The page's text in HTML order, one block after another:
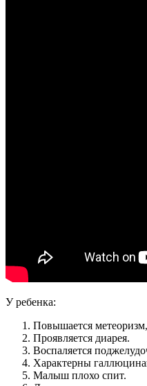
У ребенка:
Повышается
Проявляется диарея.
Воспаляется
Характерны
Малыш плохо спит.